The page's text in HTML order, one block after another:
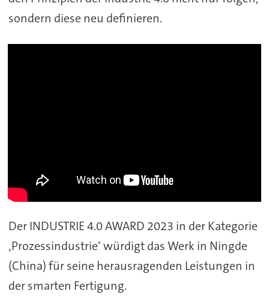
sondern diese neu definieren.
Der INDUSTRIE 4.0 AWARD 2023 in der Kategorie
‚Prozessindustrie‘ würdigt das Werk in Ningde
(China) für seine herausragenden Leistungen in
der smarten Fertigung.